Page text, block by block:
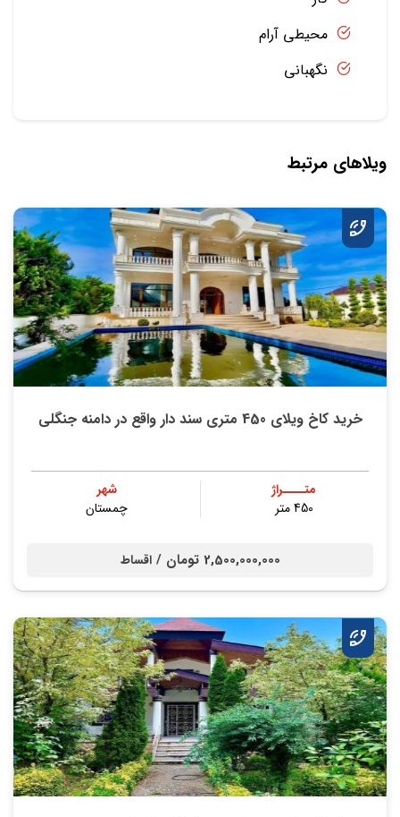
محیطی آرام
نگهبانی
ویلاهای مرتبط
خرید کاخ ویلای 450 متری سند دار واقع در دامنه جنگلی
متــــراژ
450 متر
شهر
چمستان
2,500,000,000 تومان / اقساط